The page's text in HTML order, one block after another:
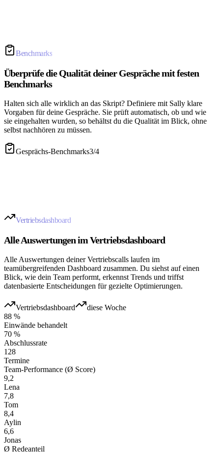
Benchmarks
Überprüfe die Qualität deiner Gespräche mit festen
Benchmarks
Halten sich alle wirklich an das Skript? Definiere mit Sally klare
Vorgaben für deine Gespräche. Sie prüft automatisch, ob und wie
sie eingehalten wurden, so behältst du die Qualität im Blick, ohne
selbst nachhören zu müssen.
Gesprächs-Benchmarks3/4
Vertriebsdashboard
Alle Auswertungen im Vertriebsdashboard
Alle Auswertungen deiner Vertriebscalls laufen im
teamübergreifenden Dashboard zusammen. Du siehst auf einen
Blick, wie dein Team performt, erkennst Trends und triffst
datenbasierte Entscheidungen für gezielte Optimierungen.
Vertriebsdashboard
diese Woche
88 %
Einwände behandelt
70 %
Abschlussrate
128
Termine
Team-Performance (Ø Score)
9,2
Lena
7,8
Tom
8,4
Aylin
6,6
Jonas
Ø Redeanteil